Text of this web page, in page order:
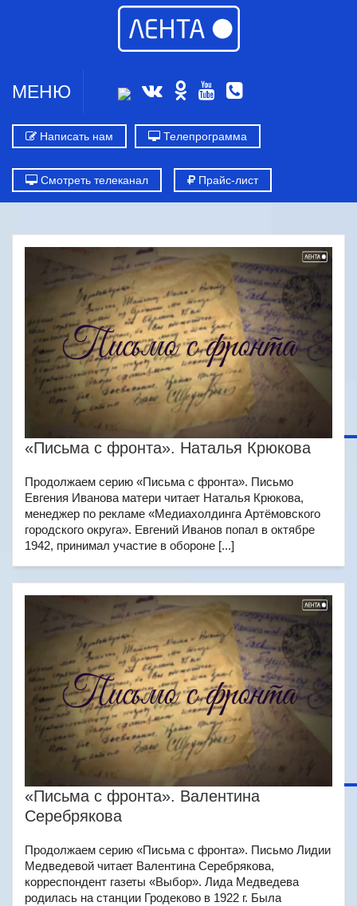
МЕНЮ
Написать нам Телепрограмма
Смотреть телеканал Прайс-лист
«Письма с фронта». Наталья Крюкова
Продолжаем серию «Письма с фронта». Письмо
Евгения Иванова матери читает Наталья Крюкова,
менеджер по рекламе «Медиахолдинга Артёмовского
городского округа». Евгений Иванов попал в октябре
1942, принимал участие в обороне [...]
«Письма с фронта». Валентина
Серебрякова
Продолжаем серию «Письма с фронта». Письмо Лидии
Медведевой читает Валентина Серебрякова,
корреспондент газеты «Выбор». Лида Медведева
родилась на станции Гродеково в 1922 г. Была